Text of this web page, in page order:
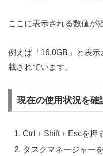
ここに表示される数値が
例えば「16.0GB」と表
載されています。
現在の使用状況を確
Ctrl＋Shift＋Escを押
タスクマネージャー